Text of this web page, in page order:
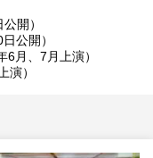
開）
公開）
月、7月上演）
演）